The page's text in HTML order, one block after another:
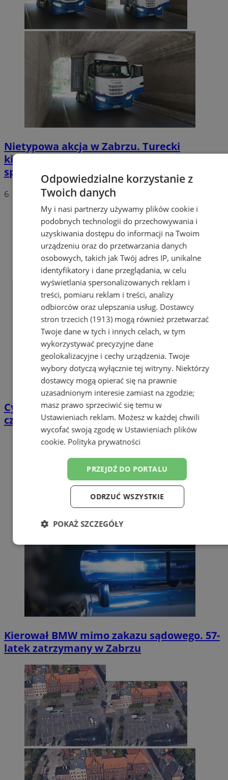
Nietypowa akcja w Zabrzu. Turecki
kierowca ciężarówki nie mógł wydostać się
spod wiaduktów
6
Cyfrowy przegląd przedtrasowy: co mówią
czujniki TPMS i diagnostyka pokładowa?
Kierował BMW mimo zakazu sądowego. 57-
latek zatrzymany w Zabrzu
Odpowiedzialne korzystanie z
Twoich danych
My i nasi partnerzy używamy plików cookie i
podobnych technologii do przechowywania i
uzyskiwania dostępu do informacji na Twoim
urządzeniu oraz do przetwarzania danych
osobowych, takich jak Twój adres IP, unikalne
identyfikatory i dane przeglądania, w celu
wyświetlania spersonalizowanych reklam i
treści, pomiaru reklam i treści, analizy
odbiorców oraz ulepszania usług. Dostawcy
stron trzecich (1913)mogą również przetwarzać
Twoje dane w tych i innych celach, w tym
wykorzystywać precyzyjne dane
geolokalizacyjne i cechy urządzenia. Twoje
wybory dotyczą wyłącznie tej witryny. Niektórzy
dostawcy mogą opierać się na prawnie
uzasadnionym interesie zamiast na zgodzie;
masz prawo sprzeciwić się temu w
Ustawieniach reklam. Możesz w każdej chwili
wycofać swoją zgodę w Ustawieniach plików
cookie. Polityka prywatności
PRZEJDŹ DO PORTALU
ODRZUĆ WSZYSTKIE
POKAŻ SZCZEGÓŁY
Niezbędne Wydajność Targetowanie
Funkcjonalność Niesklasyfikowane
Funkcjonalność
Niezbędne pliki cookie umożliwiają korzystanie z
podstawowych funkcji strony internetowej, takich jak
logowanie użytkownika i zarządzanie kontem. Bez
niezbędnych plików cookie nie można prawidłowo
korzystać ze strony internetowej.
Nazwa
Provider/
Domena
przechowywania
SessID
zabrze.com.pl